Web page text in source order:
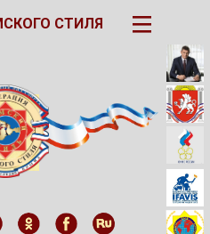
СТИЛЯ III